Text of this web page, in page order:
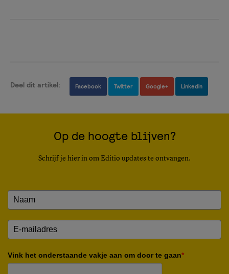
Deel dit artikel: Facebook Twitter Google+ Linkedin
Op de hoogte blijven?
Schrijf je hier in om Editio updates te ontvangen.
Vink het onderstaande vakje aan om door te gaan*